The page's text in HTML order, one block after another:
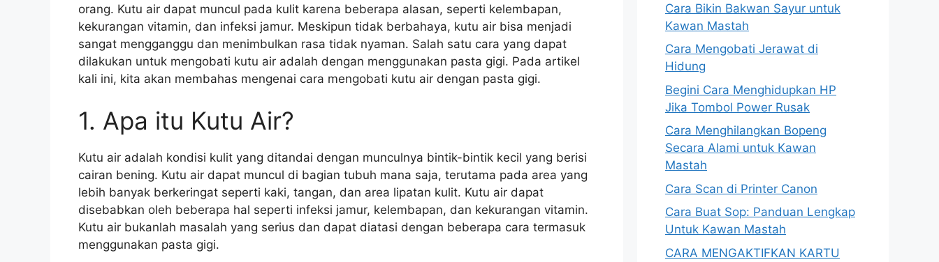
orang. Kutu air dapat muncul pada kulit karena beberapa alasan, seperti kelembapan,
kekurangan vitamin, dan infeksi jamur. Meskipun tidak berbahaya, kutu air bisa menjadi
sangat mengganggu dan menimbulkan rasa tidak nyaman. Salah satu cara yang dapat
dilakukan untuk mengobati kutu air adalah dengan menggunakan pasta gigi. Pada artikel
kali ini, kita akan membahas mengenai cara mengobati kutu air dengan pasta gigi.
1. Apa itu Kutu Air?
Kutu air adalah kondisi kulit yang ditandai dengan munculnya bintik-bintik kecil yang berisi
cairan bening. Kutu air dapat muncul di bagian tubuh mana saja, terutama pada area yang
lebih banyak berkeringat seperti kaki, tangan, dan area lipatan kulit. Kutu air dapat
disebabkan oleh beberapa hal seperti infeksi jamur, kelembapan, dan kekurangan vitamin.
Kutu air bukanlah masalah yang serius dan dapat diatasi dengan beberapa cara termasuk
menggunakan pasta gigi.
Cara Bikin Bakwan Sayur untuk
Kawan Mastah
Cara Mengobati Jerawat di
Hidung
Begini Cara Menghidupkan HP
Jika Tombol Power Rusak
Cara Menghilangkan Bopeng
Secara Alami untuk Kawan
Mastah
Cara Scan di Printer Canon
Cara Buat Sop: Panduan Lengkap
Untuk Kawan Mastah
CARA MENGAKTIFKAN KARTU